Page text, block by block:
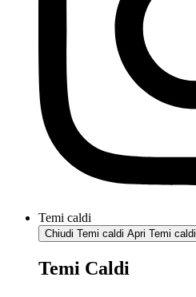
Temi caldi
Chiudi Temi caldi Apri Temi caldi
Temi Caldi